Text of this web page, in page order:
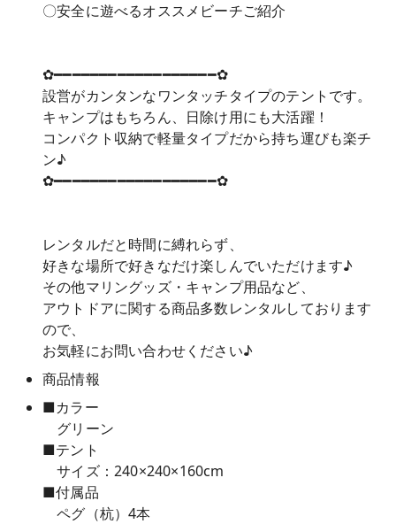
〇安全に遊べるオススメビーチご紹介
✿━━━━━━━━━━━━━━━━━━✿
設営がカンタンなワンタッチタイプのテントです。
キャンプはもちろん、日除け用にも大活躍！
コンパクト収納で軽量タイプだから持ち運びも楽チ
ン♪
✿━━━━━━━━━━━━━━━━━━✿
レンタルだと時間に縛れらず、
好きな場所で好きなだけ楽しんでいただけます♪
その他マリングッズ・キャンプ用品など、
アウトドアに関する商品多数レンタルしております
ので、
お気軽にお問い合わせください♪
商品情報
■カラー
グリーン
■テント
サイズ：240×240×160cm
■付属品
ペグ（杭）4本